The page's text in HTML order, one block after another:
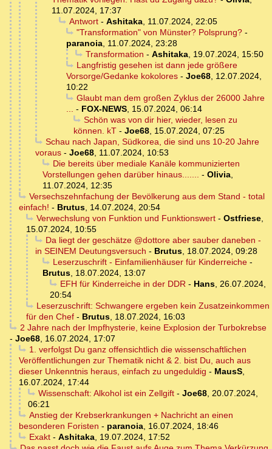
11.07.2024, 17:37
Antwort- Ashitaka, 11.07.2024, 22:05
"Transformation" von Münster? Polsprung?-
paranoia, 11.07.2024, 23:28
Transformation - Ashitaka, 19.07.2024, 15:50
Langfristig gesehen ist dann jede größere
Vorsorge/Gedanke kokolores - Joe68, 12.07.2024,
10:22
Glaubt man dem großen Zyklus der 26000 Jahre
... - FOX-NEWS, 15.07.2024, 06:14
Schön was von dir hier, wieder, lesen zu
können. kT - Joe68, 15.07.2024, 07:25
Schau nach Japan, Südkorea, die sind uns 10-20 Jahre
voraus - Joe68, 11.07.2024, 10:53
Die bereits über mediale Kanäle kommunizierten
Vorstellungen gehen darüber hinaus....... - Olivia,
11.07.2024, 12:35
Versechszehnfachung der Bevölkerung aus dem Stand - total
einfach! - Brutus, 14.07.2024, 20:54
Verwechslung von Funktion und Funktionswert- Ostfriese,
15.07.2024, 10:55
Da liegt der geschätze @dottore aber sauber daneben -
in SEINEM Deutungsversuch - Brutus, 18.07.2024, 09:28
Leserzuschrift - Einfamilienhäuser für Kinderreiche-
Brutus, 18.07.2024, 13:07
EFH für Kinderreiche in der DDR- Hans, 26.07.2024,
20:54
Leserzuschrift: Schwangere ergeben kein Zusatzeinkommen
für den Chef - Brutus, 18.07.2024, 16:03
2 Jahre nach der Impfhysterie, keine Explosion der Turbokrebse
- Joe68, 16.07.2024, 17:07
1. verfolgst Du ganz offensichtlich die wissenschaftlichen
Veröffentlichungen zur Thematik nicht & 2. bist Du, auch aus
dieser Unkenntnis heraus, einfach zu ungeduldig - MausS,
16.07.2024, 17:44
Wissenschaft: Alkohol ist ein Zellgift- Joe68, 20.07.2024,
06:21
Anstieg der Krebserkrankungen + Nachricht an einen
besonderen Foristen - paranoia, 16.07.2024, 18:46
Exakt- Ashitaka, 19.07.2024, 17:52